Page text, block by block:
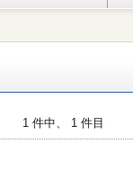
1 件中、 1 件目